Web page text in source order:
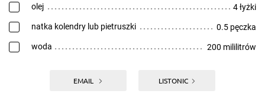
olej 4 łyżki
natka kolendry lub pietruszki 0.5 pęczka
woda 200 mililitrów
EMAIL LISTONIC